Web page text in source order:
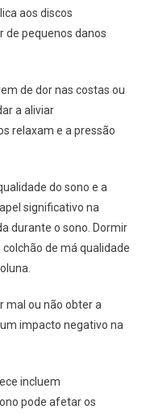
aos discos
de pequenos danos
de dor nas costas ou
a aliviar
relaxam e a pressão
do sono e a
significativo na
durante o sono. Dormir
de má qualidade
mal ou não obter a
impacto negativo na
incluem
pode afetar os